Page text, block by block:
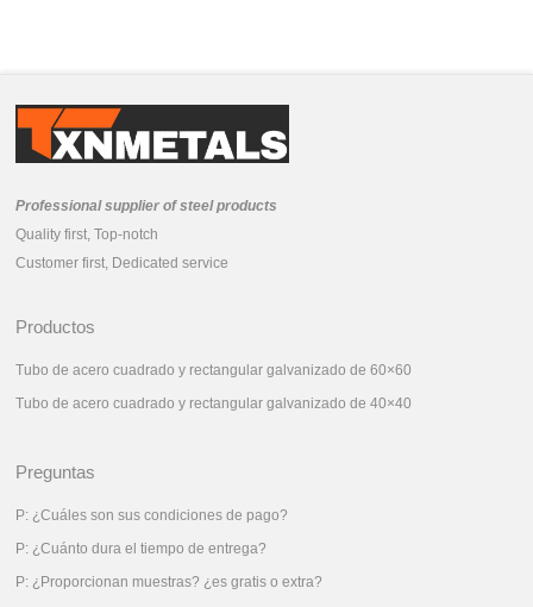
Professional supplier of steel products
Quality first, Top-notch
Customer first, Dedicated service
Productos
Tubo de acero cuadrado y rectangular galvanizado de 60×60
Tubo de acero cuadrado y rectangular galvanizado de 40×40
Preguntas
P: ¿Cuáles son sus condiciones de pago?
P: ¿Cuánto dura el tiempo de entrega?
P: ¿Proporcionan muestras? ¿es gratis o extra?